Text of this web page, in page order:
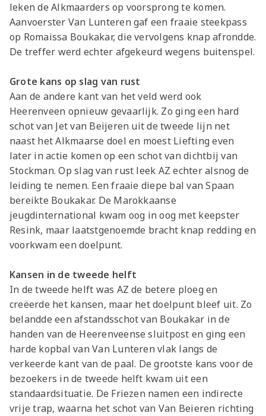
leken de Alkmaarders op voorsprong te komen.
Aanvoerster Van Lunteren gaf een fraaie steekpass
op Romaissa Boukakar, die vervolgens knap afrondde.
De treffer werd echter afgekeurd wegens buitenspel.
Grote kans op slag van rust
Aan de andere kant van het veld werd ook
Heerenveen opnieuw gevaarlijk. Zo ging een hard
schot van Jet van Beijeren uit de tweede lijn net
naast het Alkmaarse doel en moest Liefting even
later in actie komen op een schot van dichtbij van
Stockman. Op slag van rust leek AZ echter alsnog de
leiding te nemen. Een fraaie diepe bal van Spaan
bereikte Boukakar. De Marokkaanse
jeugdinternational kwam oog in oog met keepster
Resink, maar laatstgenoemde bracht knap redding en
voorkwam een doelpunt.
Kansen in de tweede helft
In de tweede helft was AZ de betere ploeg en
creëerde het kansen, maar het doelpunt bleef uit. Zo
belandde een afstandsschot van Boukakar in de
handen van de Heerenveense sluitpost en ging een
harde kopbal van Van Lunteren vlak langs de
verkeerde kant van de paal. De grootste kans voor de
bezoekers in de tweede helft kwam uit een
standaardsituatie. De Friezen namen een indirecte
vrije trap, waarna het schot van Van Beieren richting